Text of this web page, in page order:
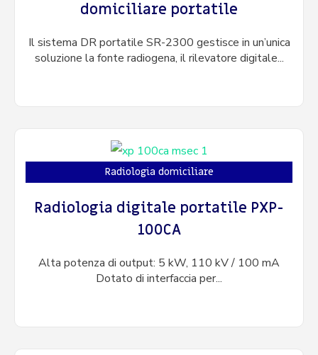
domiciliare portatile
Il sistema DR portatile SR-2300 gestisce in un’unica
soluzione la fonte radiogena, il rilevatore digitale...
Radiologia domiciliare
Radiologia digitale portatile PXP-
100CA
Alta potenza di output: 5 kW, 110 kV / 100 mA
Dotato di interfaccia per...